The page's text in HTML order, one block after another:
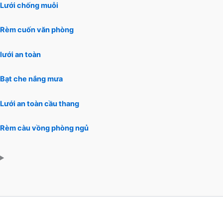
Lưới chống muỗi
Rèm cuốn văn phòng
lưới an toàn
Bạt che nắng mưa
Lưới an toàn cầu thang
Rèm càu vồng phòng ngủ